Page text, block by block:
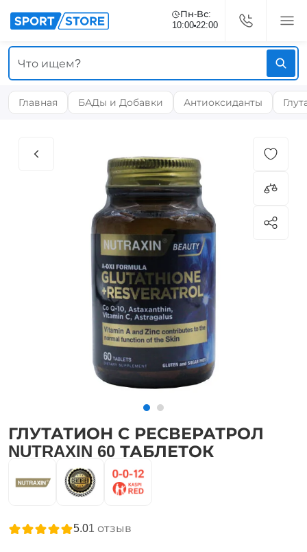
Пн-Вс:
10:00 22:00
Главная БАДы и Добавки Антиоксиданты
ГЛУТАТИОН С РЕСВЕРАТРОЛ
NUTRAXIN 60 ТАБЛЕТОК
5.01 отзыв